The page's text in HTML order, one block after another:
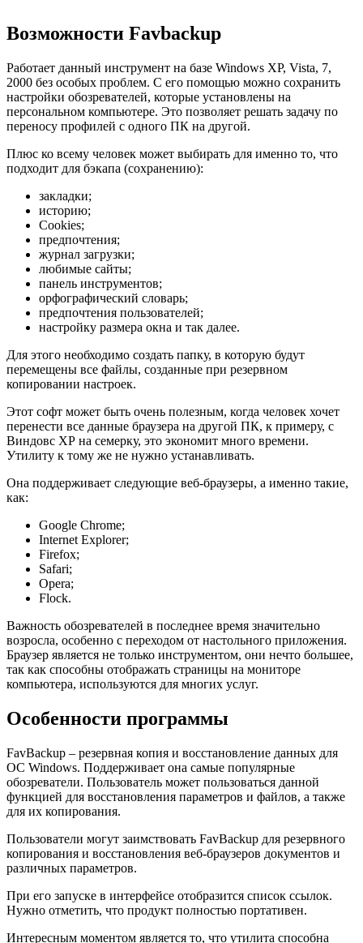
Возможности Favbackup
Работает данный инструмент на базе Windows XP, Vista, 7,
2000 без особых проблем. С его помощью можно сохранить
настройки обозревателей, которые установлены на
персональном компьютере. Это позволяет решать задачу по
переносу профилей с одного ПК на другой.
Плюс ко всему человек может выбирать для именно то, что
подходит для бэкапа (сохранению):
закладки;
историю;
Cookies;
предпочтения;
журнал загрузки;
любимые сайты;
панель инструментов;
орфографический словарь;
предпочтения пользователей;
настройку размера окна и так далее.
Для этого необходимо создать папку, в которую будут
перемещены все файлы, созданные при резервном
копировании настроек.
Этот софт может быть очень полезным, когда человек хочет
перенести все данные браузера на другой ПК, к примеру, с
Виндовс ХР на семерку, это экономит много времени.
Утилиту к тому же не нужно устанавливать.
Она поддерживает следующие веб-браузеры, а именно такие,
как:
Google Chrome;
Internet Explorer;
Firefox;
Safari;
Opera;
Flock.
Важность обозревателей в последнее время значительно
возросла, особенно с переходом от настольного приложения.
Браузер является не только инструментом, они нечто большее,
так как способны отображать страницы на мониторе
компьютера, используются для многих услуг.
Особенности программы
FavBackup – резервная копия и восстановление данных для
ОС Windows. Поддерживает она самые популярные
обозреватели. Пользователь может пользоваться данной
функцией для восстановления параметров и файлов, а также
для их копирования.
Пользователи могут заимствовать FavBackup для резервного
копирования и восстановления веб-браузеров документов и
различных параметров.
При его запуске в интерфейсе отобразится список ссылок.
Нужно отметить, что продукт полностью портативен.
Интересным моментом является то, что утилита способна